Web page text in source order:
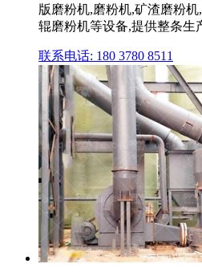
版磨粉机,磨粉机,矿渣磨粉
辊磨粉机等设备,提供整条生
联系电话: 180 3780 8511